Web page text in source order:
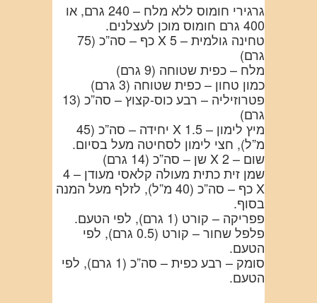
גרגירי חומוס ללא מלח – 240 גרם, או
400 גרם חומוס מוכן לעצלנים.
טחינה גולמית – 5 X כף – סה”כ (75
גרם)
מלח – כפית שטוחה (9 גרם)
כמון טחון – כפית שטוחה (3 גרם)
פטרוזיליה – רבע כוס-קצוץ – סה”כ (13
גרם)
מיץ לימון – 1.5 X יחידה – סה”כ (45
מ”ל), חצי לימון לסחיטה מעל בסיום.
שום – 2 X שן – סה”כ (14 גרם)
שמן זית כתית מעולה קלאסי מעודן – 4
X כף – סה”כ (40 מ”ל), לזלף מעל המנה
בסוף.
פפריקה – קורט (1 גרם), לפי הטעם.
פלפל שחור – קורט (0.5 גרם), לפי
הטעם.
סומק – רבע כפית – סה”כ (1 גרם), לפי
הטעם.